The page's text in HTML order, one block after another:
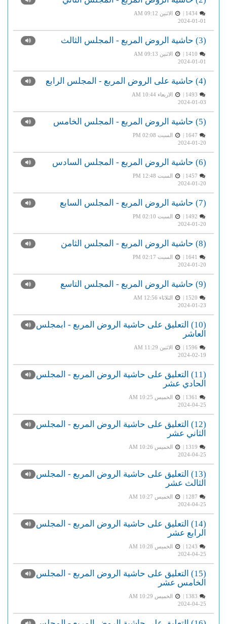
1434 |
الاثنين AM 09:12
2024-01-01
(3) حاشية الروض المربع - المجلس الثالث
الاثنين AM 09:13
2024-01-01
(4) حاشية على الروض المربع - المجلس الرابع
الاربعاء AM 10:44
2024-01-03
(5) حاشية الروض المربع - المجلس الخامس
السبت PM 02:08
2024-01-20
(6) حاشية الروض المربع - المجلس السادس
السبت PM 12:48
2024-01-20
(7) حاشية الروض المربع - المجلس السابع
السبت PM 02:10
2024-01-20
(8) حاشية الروض المربع - المجلس الثامن
السبت PM 02:17
2024-01-20
(9) حاشية الروض المربع - المجلس التاسع
الثلاثاء AM 12:56
2024-01-23
(10) التعليق على حاشية الروض المربع - ابمجلس
العاشر
الاثنين AM 11:29
2024-02-19
(11) التعليق على حاشية الروض المربع - المجلس
الحادي عشر
الخميس AM 10:25
2024-04-25
(12) التعليق على حاشية الروض المربع - المجلس
الثاني عشر
الخميس AM 10:26
2024-04-25
(13) التعليق على حاشية الروض المربع - المجلس
الثالث عشر
الخميس AM 10:27
2024-04-25
(14) التعليق على حاشية الروض المربع - المجلس
الرابع عشر
الخميس AM 10:28
2024-04-25
(15) التعليق على حاشية الروض المربع - المجلس
الخامس عشر
الخميس AM 10:29
2024-04-25